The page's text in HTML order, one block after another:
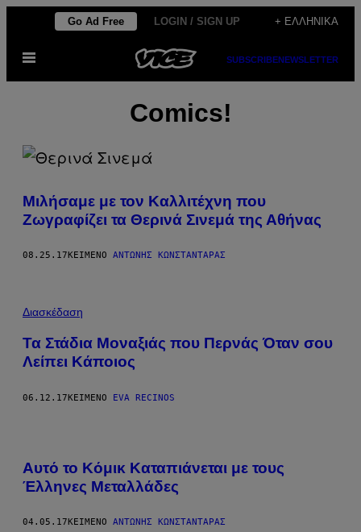
Μετάβαση
περιεχόμενο
Go Ad Free LOGIN / SIGN UP + ΕΛΛΗΝΙΚΆ
Ανοίξτε
μενού
SUBSCRIBENEWSLETTER
Comics!
Μιλήσαμε με τον Καλλιτέχνη που
Ζωγραφίζει τα Θερινά Σινεμά της Αθήνας
08.25.17 ΚΕΊΜΕΝΟ ΑΝΤΏΝΗΣ ΚΩΝΣΤΑΝΤΆΡΑΣ
Διασκέδαση
Τα Στάδια Μοναξιάς που Περνάς Όταν σου
Λείπει Κάποιος
06.12.17ΚΕΊΜΕΝΟ EVA RECINOS
Αυτό το Κόμικ Καταπιάνεται με τους
Έλληνες Μεταλλάδες
04.05.17 ΚΕΊΜΕΝΟ ΑΝΤΏΝΗΣ ΚΩΝΣΤΑΝΤΆΡΑΣ